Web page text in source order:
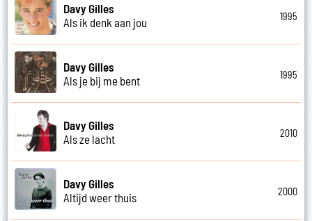
Davy Gilles
Als ik denk aan jou
1995
Davy Gilles
Als je bij me bent
1995
Davy Gilles
Als ze lacht
2010
Davy Gilles
Altijd weer thuis
2000